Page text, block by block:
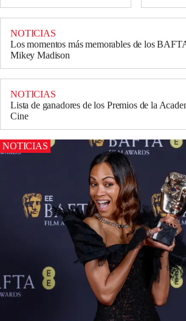
NOTICIAS
Los momentos más memorables de los
Mikey Madison
NOTICIAS
Lista de ganadores de los Premios de la
Cine
NOTICIAS